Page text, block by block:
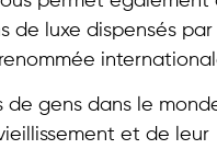
de luxe dispensés par
de gens dans le
et de leur